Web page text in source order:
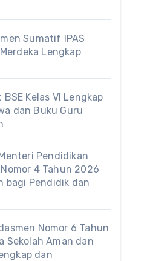
Sumatif IPAS
Lengkap
Kelas VI Lengkap
dan Buku Guru
Pendidikan
4 Tahun 2026
bagi Pendidik dan
Nomor 6 Tahun
Sekolah Aman dan
dan